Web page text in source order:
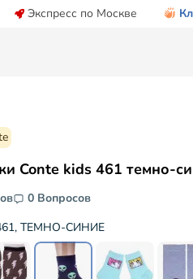
Экспресс по Москве
Conte kids 461 темно-
0 Вопросов
ТЕМНО-СИНИЕ